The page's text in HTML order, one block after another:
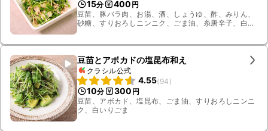
15分 400 円
豆苗、豚バラ肉、お湯、酒、しょうゆ、酢、みりん、
砂糖、すりおろしニンニク、ごま油、糸唐辛子、白い
豆苗とアボカドの塩昆布和え
クラシル公式
4.55(94 )
10分 300 円
豆苗、アボカド、塩昆布、ごま油、すりおろしニンニ
ク、白いりごま